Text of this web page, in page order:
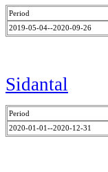
Period
2019-05-04--2020-09-26
Sidantal
Period
2020-01-01--2020-12-31